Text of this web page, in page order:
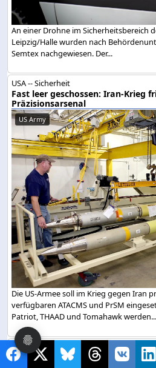
An einer Drohne im Sicherheitsbereich
Leipzig/Halle wurden nach
Semtex nachgewiesen. Der...
USA -- Sicherheit
Fast leer geschossen: Iran-Krieg
Präzisionsarsenal
US Army
Die US-Armee soll im Krieg gegen Iran
verfügbaren ATACMS und PrSM
Patriot, THAAD und Tomahawk werden...
USA -- Antisemitismus
205 antisemitische Verbrechen: